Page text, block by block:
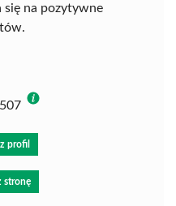
się na pozytywne
507
profil
stronę